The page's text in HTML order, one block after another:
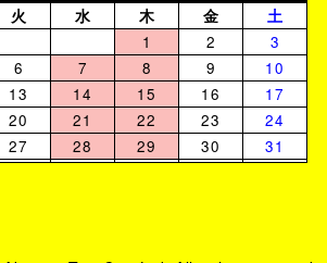
火 水 木 金
土
1
2
3
6 7 8 9
10
13 14 15 16
17
20 21 22 23
24
27 28 29 30 31